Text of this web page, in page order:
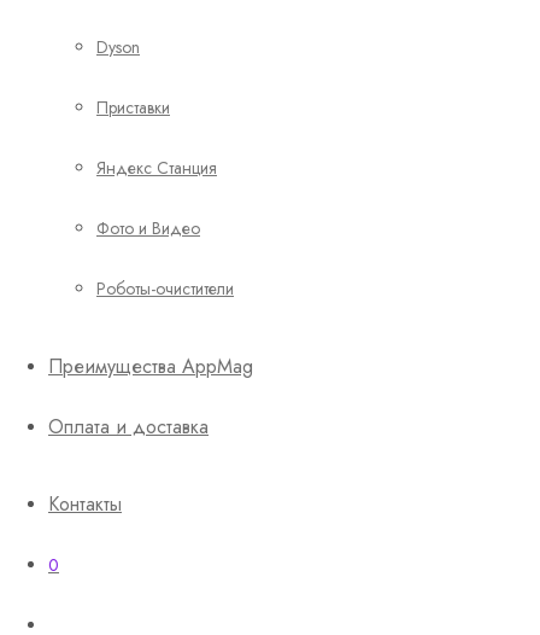
Dyson
Приставки
Яндекс Станция
Фото и Видео
Роботы-очистители
Преимущества AppMag
Оплата и доставка
Контакты
0